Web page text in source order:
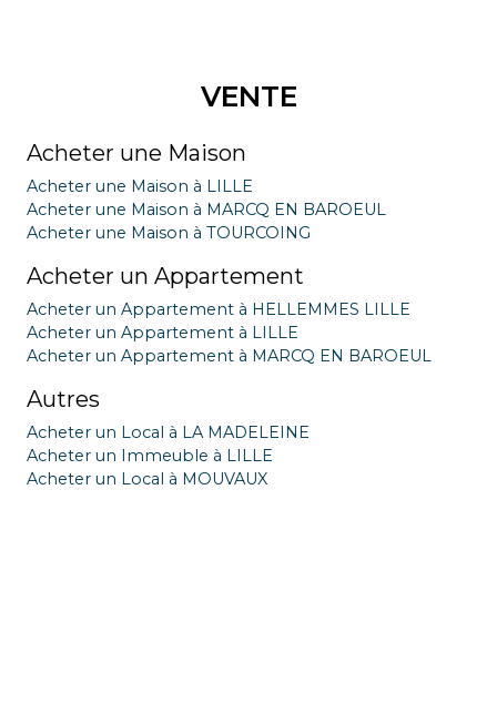
VENTE
Acheter une Maison
Acheter une Maison à LILLE
Acheter une Maison à MARCQ EN BAROEUL
Acheter une Maison à TOURCOING
Acheter un Appartement
Acheter un Appartement à HELLEMMES LILLE
Acheter un Appartement à LILLE
Acheter un Appartement à MARCQ EN BAROEUL
Autres
Acheter un Local à LA MADELEINE
Acheter un Immeuble à LILLE
Acheter un Local à MOUVAUX